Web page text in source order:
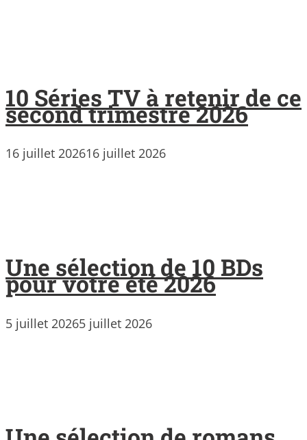
10 Séries TV à retenir de ce
second trimestre 2026
16 juillet 202616 juillet 2026
Une sélection de 10 BDs
pour votre été 2026
5 juillet 20265 juillet 2026